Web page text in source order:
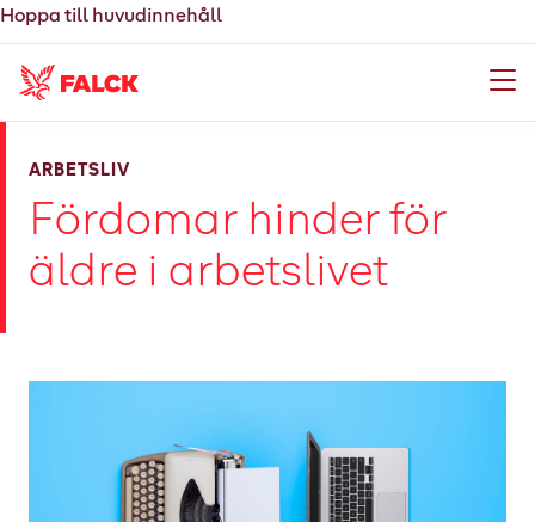
Hoppa till huvudinnehåll
Meny
Fördomar hinder för
äldre i arbetslivet
ARBETSLIV